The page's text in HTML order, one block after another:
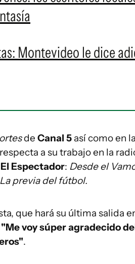
Montevideo le dice
de Canal 5 así como en
a su trabajo en la
El Espectador: Desde el
La previa del fútbol.
que hará su última salida
"Me voy súper agradecido
.